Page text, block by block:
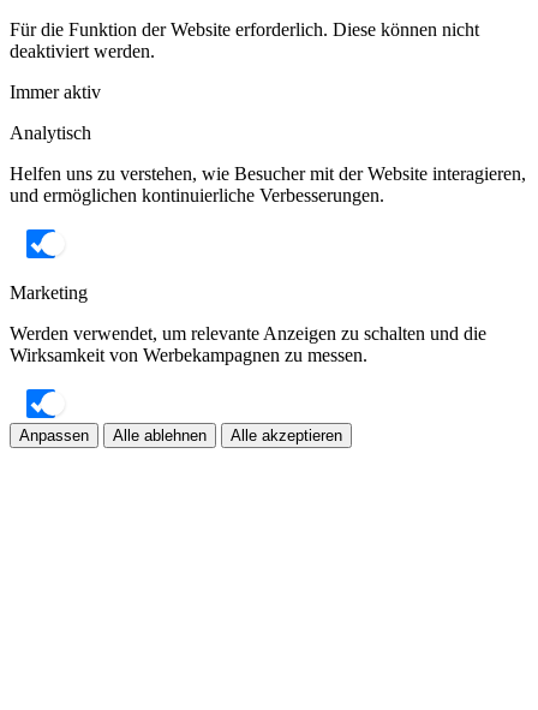
Für die Funktion der Website erforderlich. Diese können nicht
deaktiviert werden.
Immer aktiv
Analytisch
Helfen uns zu verstehen, wie Besucher mit der Website interagieren,
und ermöglichen kontinuierliche Verbesserungen.
Marketing
Werden verwendet, um relevante Anzeigen zu schalten und die
Wirksamkeit von Werbekampagnen zu messen.
Anpassen Alle ablehnen Alle akzeptieren